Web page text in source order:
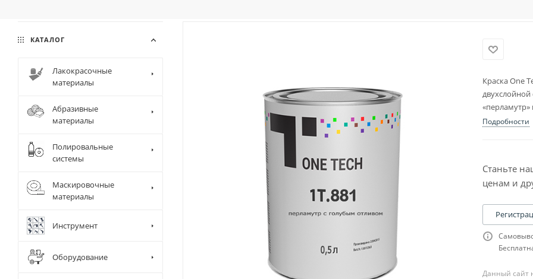
Краска One
двухслойной
Подробности
Станьте
ценам и
Данный сайт
КАТАЛОГ
Лакокрасочные
материалы
Абразивные
материалы
Полировальные
системы
Маскировочные
материалы
Инструмент
Оборудование